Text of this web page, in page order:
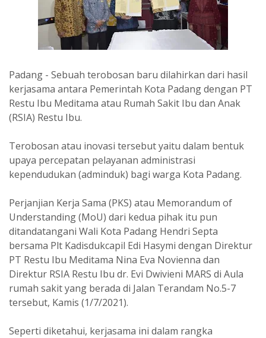
Padang - Sebuah terobosan baru dilahirkan dari hasil
kerjasama antara Pemerintah Kota Padang dengan PT
Restu Ibu Meditama atau Rumah Sakit Ibu dan Anak
(RSIA) Restu Ibu.
Terobosan atau inovasi tersebut yaitu dalam bentuk
upaya percepatan pelayanan administrasi
kependudukan (adminduk) bagi warga Kota Padang.
Perjanjian Kerja Sama (PKS) atau Memorandum of
Understanding (MoU) dari kedua pihak itu pun
ditandatangani Wali Kota Padang Hendri Septa
bersama Plt Kadisdukcapil Edi Hasymi dengan Direktur
PT Restu Ibu Meditama Nina Eva Novienna dan
Direktur RSIA Restu Ibu dr. Evi Dwivieni MARS di Aula
rumah sakit yang berada di Jalan Terandam No.5-7
tersebut, Kamis (1/7/2021).
Seperti diketahui, kerjasama ini dalam rangka